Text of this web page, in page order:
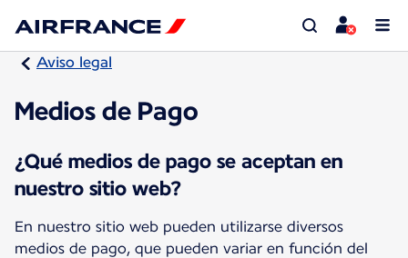
Aviso legal
Medios de Pago
¿Qué medios de pago se aceptan en
nuestro sitio web?
En nuestro sitio web pueden utilizarse diversos
medios de pago, que pueden variar en función del